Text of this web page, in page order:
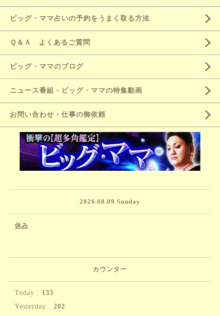
ビッグ・ママ占いの予約をうまく取る方法
Ｑ＆Ａ よくあるご質問
ビッグ・ママのブログ
ニュース番組・ビッグ・ママの特集動画
お問い合わせ・仕事の御依頼
2026.08.09 Sunday
休み
カウンター
Today : 133
Yesterday : 202